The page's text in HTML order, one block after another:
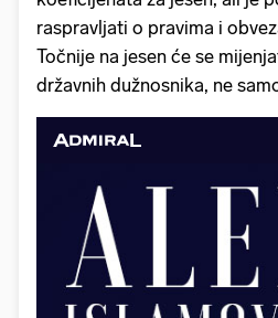
raspravljati o pravima i
Točnije na jesen će se
državnih dužnosnika, ne